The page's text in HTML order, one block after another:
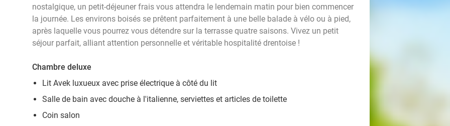
nostalgique, un petit-déjeuner frais vous attendra le lendemain matin pour bien commencer
la journée. Les environs boisés se prêtent parfaitement à une belle balade à vélo ou à pied,
après laquelle vous pourrez vous détendre sur la terrasse quatre saisons. Vivez un petit
séjour parfait, alliant attention personnelle et véritable hospitalité drentoise !
Chambre deluxe
Lit Avek luxueux avec prise électrique à côté du lit
Salle de bain avec douche à l'italienne, serviettes et articles de toilette
Coin salon